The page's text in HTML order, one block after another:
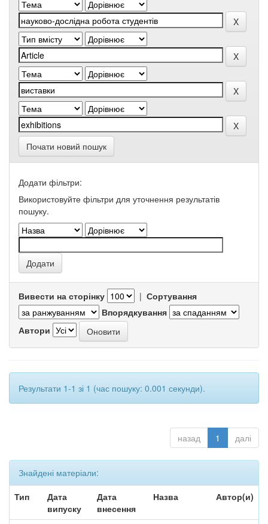
Почати новий пошук
Додати фільтри:
Використовуйте фільтри для уточнення результатів
пошуку.
Вивести на сторінку | Сортування
Впорядкування
Автори
Результати 1-1 зі 1 (час пошуку: 0.001 секунди).
назад 1 далі
Знайдені матеріали:
Тип
Дата
випуску
Дата
внесення
Назва Автор(и)